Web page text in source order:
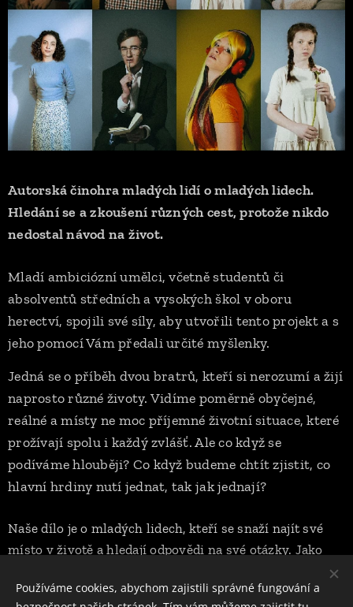
Autorská činohra mladých lidí o mladých lidech.
Hledání se a zkoušení různých cest, protože nikdo
nedostal návod na život.
Mladí ambiciózní umělci, včetně studentů či
absolventů středních a vysokých škol v oboru
herectví, spojili své síly, aby utvořili tento projekt a s
jeho pomocí Vám předali určité myšlenky.
Jedná se o příběh dvou bratrů, kteří si nerozumí a žijí
naprosto různé životy. Vidíme poměrně obyčejné,
reálné a místy ne moc příjemné životní situace, které
prožívají spolu i každý zvlášť. Ale co když se
podíváme hlouběji? Co když budeme chtít zjistit, co
hlavní hrdiny nutí jednat, tak jak jednají?
Naše dílo je o mladých lidech, kteří se snaží najít své
místo v životě a hledají odpovědi na své otázky. Jako
každý z nás. V naší inscenaci se krom jiného dotkneme
takových témat jako jsou drogy, manipulace a samota.
Používáme cookies, abychom zajistili správné fungování a